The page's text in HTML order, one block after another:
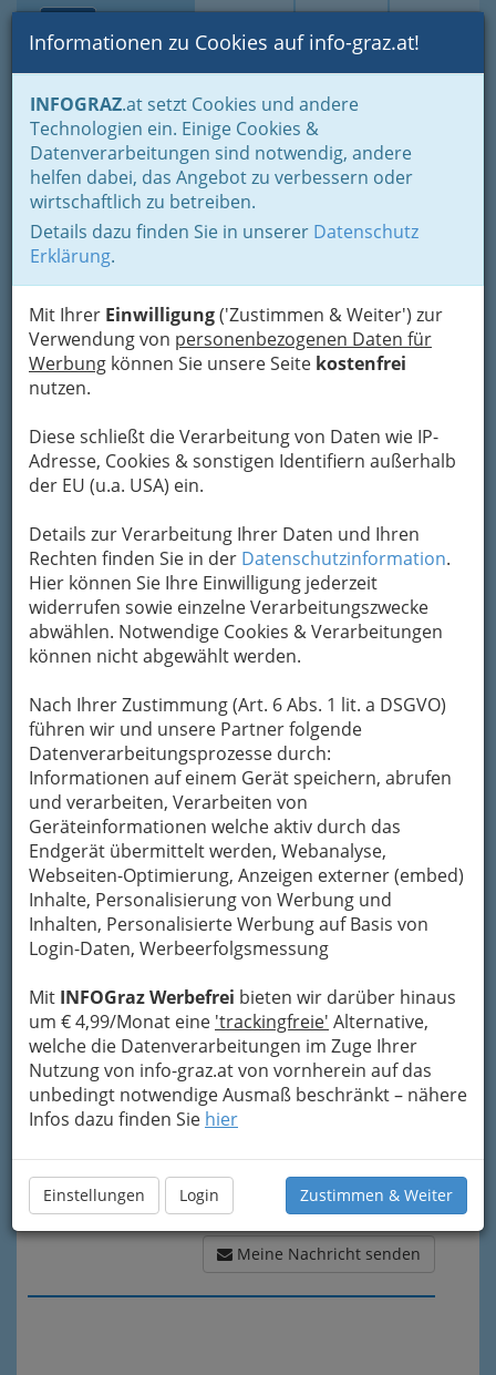
Suche Login Toggle
Informationen zu Cookies auf info-graz.at!
INFOGRAZ.at setzt Cookies und andere
Technologien ein. Einige Cookies &
Datenverarbeitungen sind notwendig, andere
helfen dabei, das Angebot zu verbessern oder
wirtschaftlich zu betreiben.
Details dazu finden Sie in unserer Datenschutz
Erklärung.
Mit Ihrer Einwilligung('Zustimmen & Weiter') zur
Verwendung von personenbezogenen Daten für
Werbung können Sie unsere Seite kostenfrei
nutzen.
Diese schließt die Verarbeitung von Daten wie IP-
Adresse, Cookies & sonstigen Identifiern außerhalb
der EU (u.a. USA) ein.
Details zur Verarbeitung Ihrer Daten und Ihren
Rechten finden Sie in der Datenschutzinformation.
Hier können Sie Ihre Einwilligung jederzeit
widerrufen sowie einzelne Verarbeitungszwecke
abwählen. Notwendige Cookies & Verarbeitungen
können nicht abgewählt werden.
Nach Ihrer Zustimmung (Art. 6 Abs. 1 lit. a DSGVO)
führen wir und unsere Partner folgende
Datenverarbeitungsprozesse durch:
Informationen auf einem Gerät speichern, abrufen
und verarbeiten, Verarbeiten von
Geräteinformationen welche aktiv durch das
Endgerät übermittelt werden, Webanalyse,
Webseiten-Optimierung, Anzeigen externer (embed)
Inhalte, Personalisierung von Werbung und
Inhalten, Personalisierte Werbung auf Basis von
Login-Daten, Werbeerfolgsmessung
Mit INFOGraz Werbefrei bieten wir darüber hinaus
um € 4,99/Monat eine 'trackingfreie' Alternative,
welche die Datenverarbeitungen im Zuge Ihrer
Nutzung von info-graz.at von vornherein auf das
unbedingt notwendige Ausmaß beschränkt – nähere
Infos dazu finden Sie hier
Einstellungen Login Zustimmen & Weiter
Home Branchen
Gewerbe, Handwerk, Banken
Gewerbe & Handwerk, Gliederung der WKO
Landesinnung der Fußpfleger, Kosmetiker und Masseure
Dr. Peter Wasler - Arzt für
Allgemeinmedizin
Morellenfeldgasse 4 /1, 8010 Graz
+43 316 826 067 - 22
Karte
Karte anzeigen
Kontaktaufnahme
Um die Info-Graz Firmenvor Spam-Mails zu
bewahren, verwenden wir an dieser Stelle zur
Übermittlung Ihrer Nachricht ein sicheres
Formular. Ihre Nachricht wird nach dem
Absenden umgehend per Mail an das
Allgemeinmedizin weitergeleitet.
Mein Name
Meine Email Adresse
Mein Betreff
Meine Nachricht
Meine Nachricht senden